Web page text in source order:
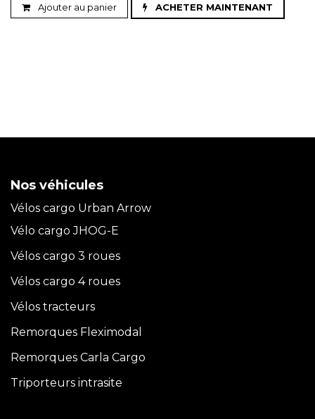
Ajouter au panier ACHETER MAINTENANT
Nos véhicules
Vélos cargo Urban Arrow
Vélo cargo JHOG-E
Vélos cargo 3 roues
Vélos cargo 4 roues
Vélos tracteurs
Remorques Fleximodal
Remorques Carla Cargo
Triporteurs intrasite